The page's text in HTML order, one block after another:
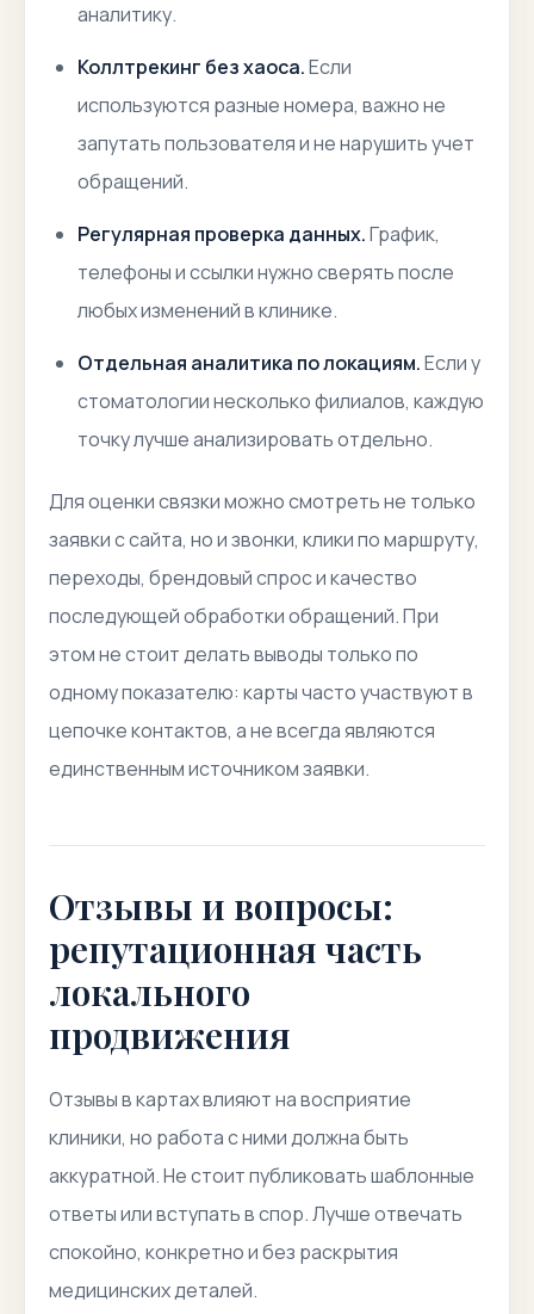
аналитику.
Коллтрекинг без хаоса.Если
используются разные номера, важно не
запутать пользователя и не нарушить учет
обращений.
Регулярная проверка данных.График,
телефоны и ссылки нужно сверять после
любых изменений в клинике.
Отдельная аналитика по локациям.Если у
стоматологии несколько филиалов, каждую
точку лучше анализировать отдельно.
Для оценки связки можно смотреть не только
заявки с сайта, но и звонки, клики по маршруту,
переходы, брендовый спрос и качество
последующей обработки обращений. При
этом не стоит делать выводы только по
одному показателю: карты часто участвуют в
цепочке контактов, а не всегда являются
единственным источником заявки.
Отзывы и вопросы:
репутационная часть
локального
продвижения
Отзывы в картах влияют на восприятие
клиники, но работа с ними должна быть
аккуратной. Не стоит публиковать шаблонные
ответы или вступать в спор. Лучше отвечать
спокойно, конкретно и без раскрытия
медицинских деталей.